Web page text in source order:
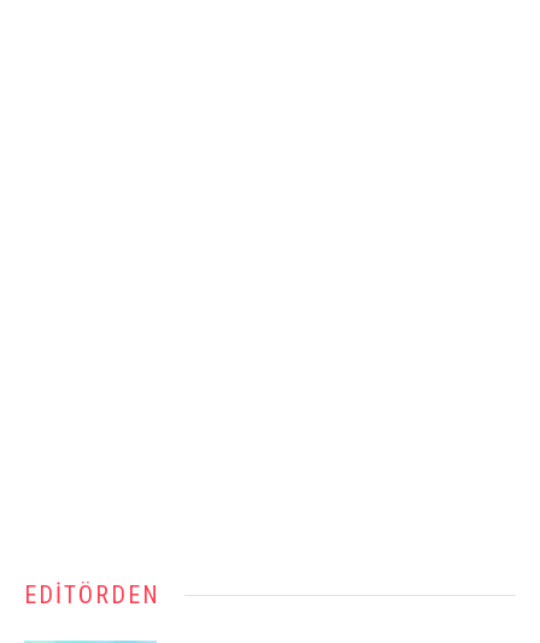
EDITÖRDEN